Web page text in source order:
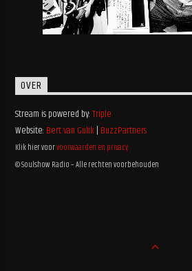
OVER
Stream is powered by:Triple
Website: Bert van Gulik| BuzzPartners
Klik hier voorvoorwaarden en privacy
© Soulshow Radio – Alle rechten voorbehouden